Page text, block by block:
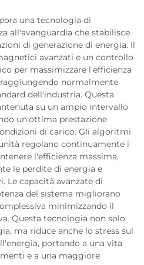
una tecnologia di
all'avanguardia che stabilisce
di generazione di energia. Il
avanzati e un controllo
per massimizzare l'efficienza
normalmente
dell'industria. Questa
su un ampio intervallo
un'ottima prestazione
di carico. Gli algoritmi
regolano continuamente i
l'efficienza massima,
le perdite di energia e
Le capacità avanzate di
del sistema migliorano
minimizzando il
Questa tecnologia non solo
ma riduce anche lo stress sul
portando a una vita
e a una maggiore